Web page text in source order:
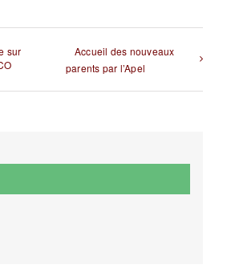
sur
Accueil des nouveaux
parents par l’Apel